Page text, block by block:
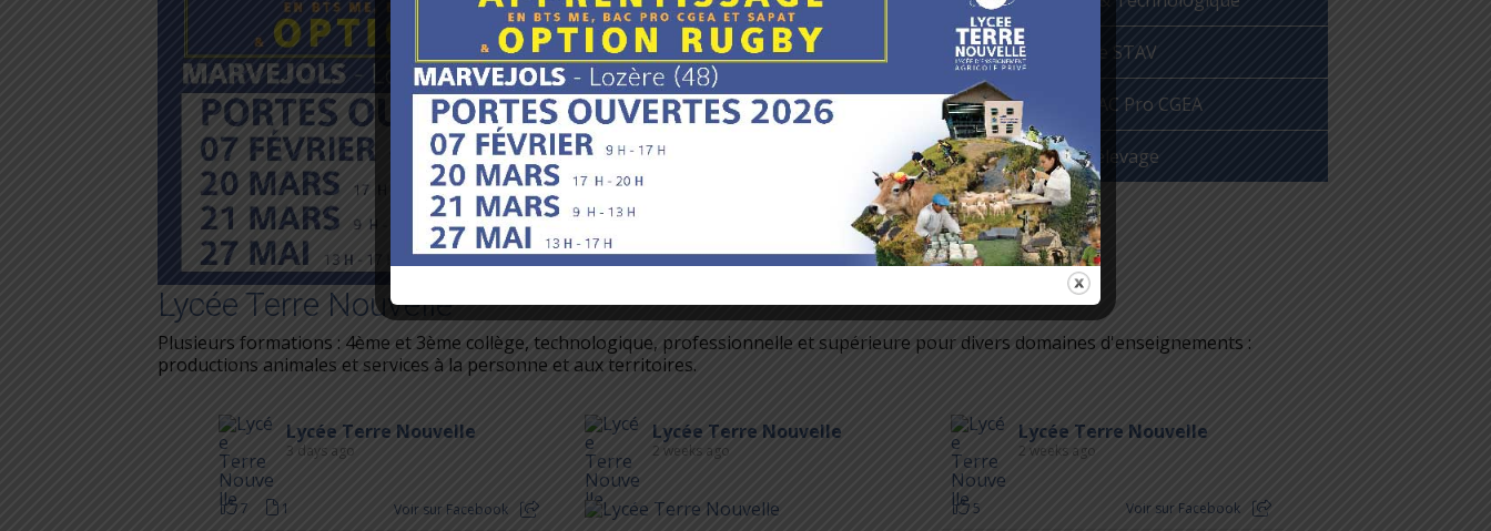
BAC Technologique STAV
de la 2nde PA au BAC Pro CGEA
BTSA Métiers de l’élevage
Lycée Terre Nouvelle
Plusieurs formations : 4ème et 3ème collège, technologique, professionnelle et supérieure pour divers domaines d'enseignements :
productions animales et services à la personne et aux territoires.
Lycée Terre Nouvelle
3 days ago
7 1 Voir sur Facebook
Lycée Terre Nouvelle
2 weeks ago
Lycée Terre Nouvelle
2 weeks ago
5 Voir sur Facebook